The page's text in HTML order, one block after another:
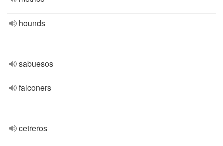
hounds
sabuesos
falconers
cetreros